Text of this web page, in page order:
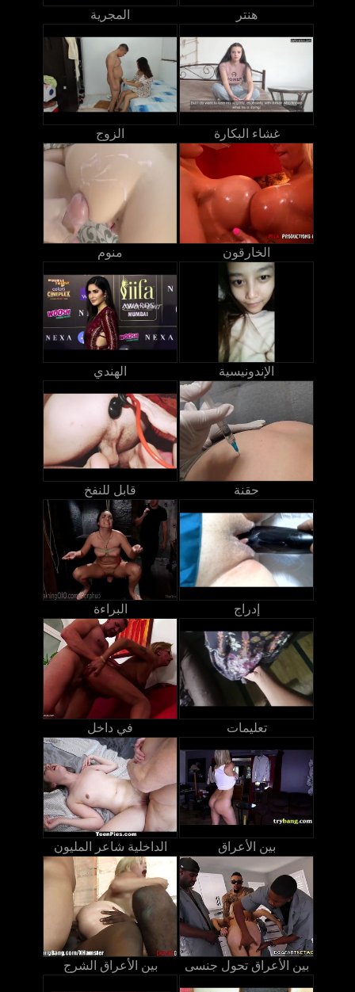
المجرية هنتر
الزوج غشاء البكارة
منوم الخارقون
الهندي الإندونيسية
قابل للنفخ حقنة
البراءة إدراج
في داخل تعليمات
الداخلية شاعر المليون بين الأعراق
بين الأعراق الشرج بين الأعراق تحول جنسى